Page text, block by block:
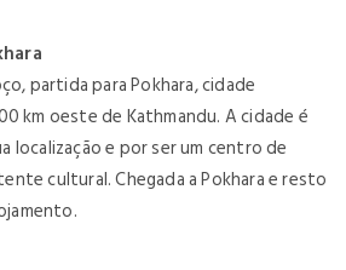
partida para Pokhara, cidade
km oeste de Kathmandu. A cidade é
localização e por ser um centro de
cultural. Chegada a Pokhara e resto